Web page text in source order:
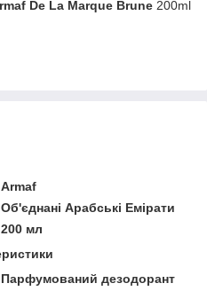
De La Marque Brune 200ml
Armaf
Об'єднані Арабські Емірати
200 мл
Парфумований дезодорант